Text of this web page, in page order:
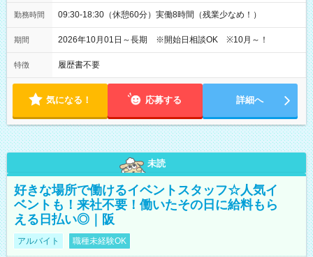
勤務時間 09:30-18:30（休憩60分）実働8時間（残業少なめ！）
期間 2026年10月01日～長期 ※開始日相談OK ※10月～！
特徴 履歴書不要
気になる！ 応募する 詳細へ
未読
好きな場所で働けるイベントスタッフ☆人気イ
ベントも！来社不要！働いたその日に給料もら
える日払い◎｜阪
アルバイト 職種未経験OK